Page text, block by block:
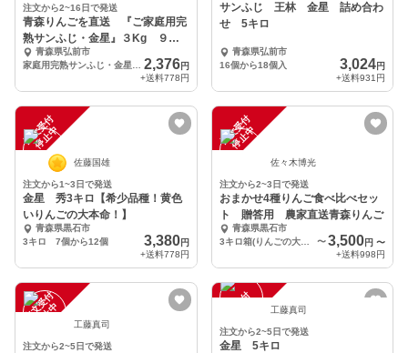
注文から2~16日で発送
青森りんごを直送 『ご家庭用完
熟サンふじ・金星』３Kg ９～
１１個入り
青森県弘前市
2,376円
+送料778円
サンふじ 王林 金星 詰め合わ
せ 5キロ
青森県弘前市
16個から18個入
3,024円
+送料931円
注
文
受
付
停
止
中
佐藤国雄
注文から1~3日で発送
金星 秀3キロ【希少品種！黄色
いりんごの大本命！】
青森県黒石市
3キロ 7個から12個
3,380円
+送料778円
注
文
受
付
停
止
中
佐々木博光
注文から2~3日で発送
おまかせ4種りんご食べ比べセッ
ト 贈答用 農家直送青森りんご
青森県黒石市
3キロ箱(りんごの大きさにもよりますが10個前後)入り
〜3,500円 〜
+送料998円
注
文
受
付
停
止
中 工藤真司
注文から2~5日で発送
注
文
受
付
停
止 工藤真司
注文から2~5日で発送
金星 5キロ